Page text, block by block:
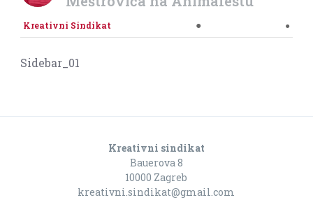
Kreativni Sindikat ● ●
Sidebar_01
Kreativni sindikat
Bauerova 8
10000 Zagreb
kreativni.sindikat@gmail.com